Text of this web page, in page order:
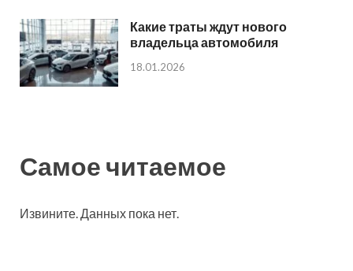
Какие траты ждут нового
владельца автомобиля
18.01.2026
Самое читаемое
Извините. Данных пока нет.